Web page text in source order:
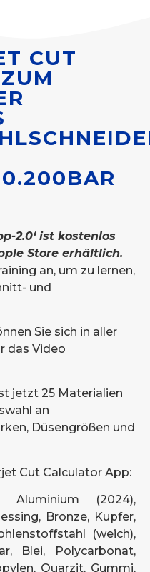
CUT
2.0‘ ist kostenlos
Store erhältlich.
an, um zu lernen,
und
Sie sich in aller
das Video
jetzt 25 Materialien
an
Düsengrößen und
Cut Calculator App:
Aluminium (2024),
Bronze, Kupfer,
(weich),
Blei, Polycarbonat,
Quarzit, Gummi,